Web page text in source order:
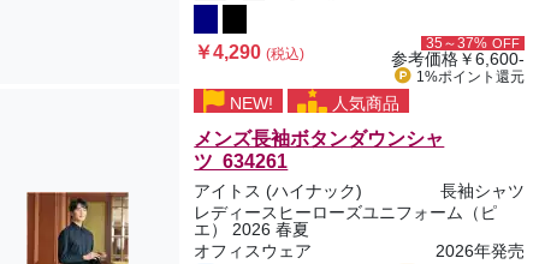
￥4,290(税込)
35～37% OFF
参考価格￥6,600-
1%ポイント 還元
NEW! 人気商品
メンズ長袖ボタンダウンシャ
ツ 634261
アイトス (ハイナック)
長袖シャツ
レディースヒーローズユニフォーム（ピ
エ） 2026 春夏
オフィスウェア
2026年発売